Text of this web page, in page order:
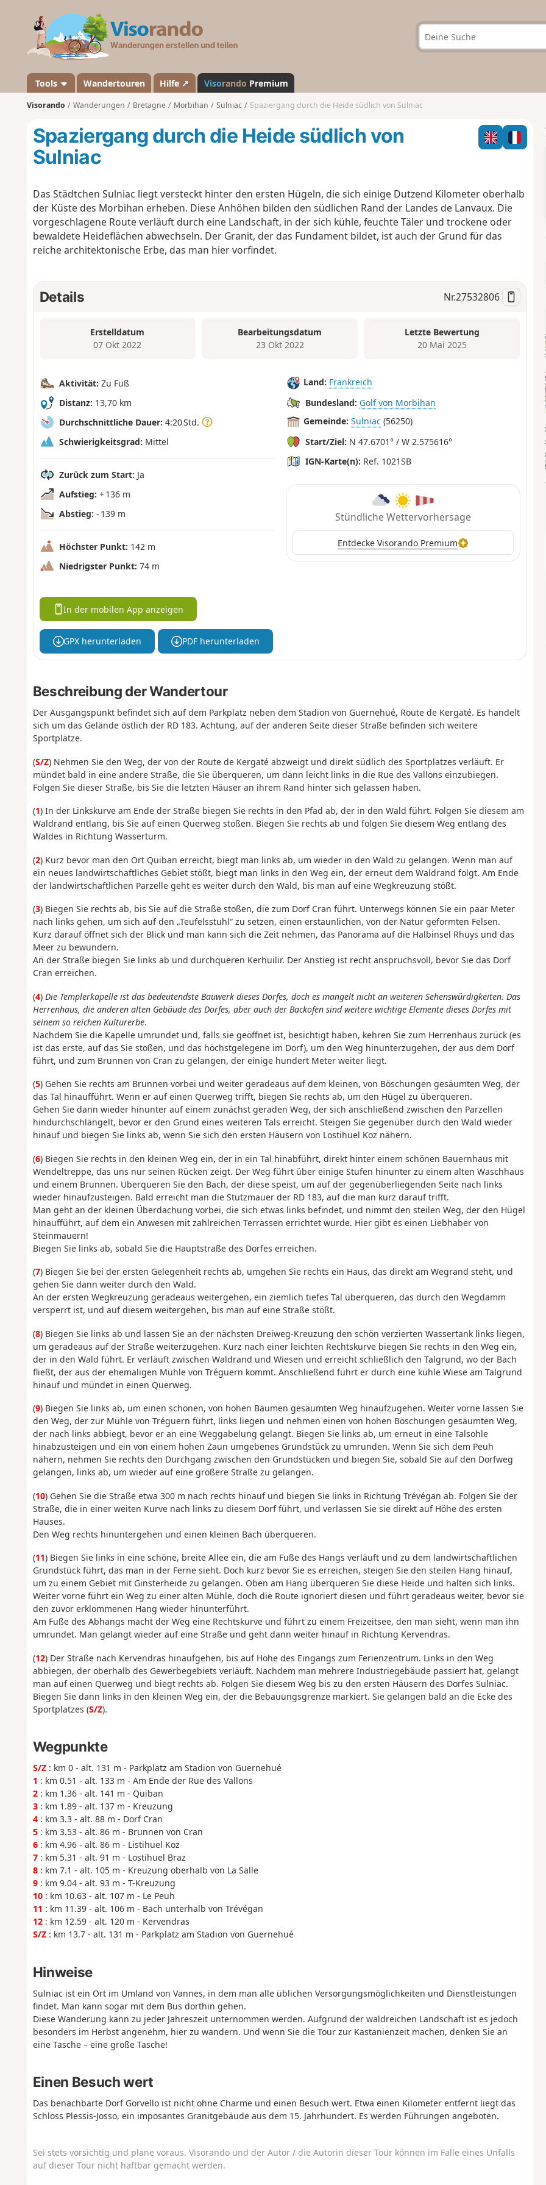
a
n
d
Tools Wandertouren Hilfe ↗ Visorando Premium
Visorando Wanderungen Bretagne Morbihan Sulniac Spaziergang durch die Heide südlich von Sulniac
Spaziergang durch die Heide südlich von
Sulniac
Das Städtchen Sulniac liegt versteckt hinter den ersten Hügeln, die sich einige Dutzend Kilometer oberhalb
der Küste des Morbihan erheben. Diese Anhöhen bilden den südlichen Rand der Landes de Lanvaux. Die
vorgeschlagene Route verläuft durch eine Landschaft, in der sich kühle, feuchte Täler und trockene oder
bewaldete Heideflächen abwechseln. Der Granit, der das Fundament bildet, ist auch der Grund für das
reiche architektonische Erbe, das man hier vorfindet.
Details Nr.27532806
Erstelldatum
07 Okt 2022
Bearbeitungsdatum
23 Okt 2022
Letzte Bewertung
20 Mai 2025
Aktivität: Zu Fuß
Distanz: 13,70 km
Durchschnittliche Dauer: 4:20 Std.
Schwierigkeitsgrad: Mittel
Zurück zum Start: Ja
Aufstieg: + 136 m
Abstieg: - 139 m
Höchster Punkt: 142 m
Niedrigster Punkt: 74 m
Land: Frankreich
Bundesland: Golf von Morbihan
Gemeinde: Sulniac (56250)
Start/Ziel: N 47.6701° / W 2.575616°
IGN-Karte(n): Ref. 1021SB
Stündliche Wettervorhersage
Entdecke Visorando Premium
In der mobilen App anzeigen
GPX herunterladen PDF herunterladen
Beschreibung der Wandertour
Der Ausgangspunkt befindet sich auf dem Parkplatz neben dem Stadion von Guernehué, Route de Kergaté. Es handelt
sich um das Gelände östlich der RD 183. Achtung, auf der anderen Seite dieser Straße befinden sich weitere
Sportplätze.
(S/Z) Nehmen Sie den Weg, der von der Route de Kergaté abzweigt und direkt südlich des Sportplatzes verläuft. Er
mündet bald in eine andere Straße, die Sie überqueren, um dann leicht links in die Rue des Vallons einzubiegen.
Folgen Sie dieser Straße, bis Sie die letzten Häuser an ihrem Rand hinter sich gelassen haben.
(1) In der Linkskurve am Ende der Straße biegen Sie rechts in den Pfad ab, der in den Wald führt. Folgen Sie diesem am
Waldrand entlang, bis Sie auf einen Querweg stoßen. Biegen Sie rechts ab und folgen Sie diesem Weg entlang des
Waldes in Richtung Wasserturm.
(2) Kurz bevor man den Ort Quiban erreicht, biegt man links ab, um wieder in den Wald zu gelangen. Wenn man auf
ein neues landwirtschaftliches Gebiet stößt, biegt man links in den Weg ein, der erneut dem Waldrand folgt. Am Ende
der landwirtschaftlichen Parzelle geht es weiter durch den Wald, bis man auf eine Wegkreuzung stößt.
(3) Biegen Sie rechts ab, bis Sie auf die Straße stoßen, die zum Dorf Cran führt. Unterwegs können Sie ein paar Meter
nach links gehen, um sich auf den „Teufelsstuhl“ zu setzen, einen erstaunlichen, von der Natur geformten Felsen.
Kurz darauf öffnet sich der Blick und man kann sich die Zeit nehmen, das Panorama auf die Halbinsel Rhuys und das
Meer zu bewundern.
An der Straße biegen Sie links ab und durchqueren Kerhuilir. Der Anstieg ist recht anspruchsvoll, bevor Sie das Dorf
Cran erreichen.
(4) Die Templerkapelle ist das bedeutendste Bauwerk dieses Dorfes, doch es mangelt nicht an weiteren Sehenswürdigkeiten. Das
Herrenhaus, die anderen alten Gebäude des Dorfes, aber auch der Backofen sind weitere wichtige Elemente dieses Dorfes mit
seinem so reichen Kulturerbe.
Nachdem Sie die Kapelle umrundet und, falls sie geöffnet ist, besichtigt haben, kehren Sie zum Herrenhaus zurück (es
ist das erste, auf das Sie stoßen, und das höchstgelegene im Dorf), um den Weg hinunterzugehen, der aus dem Dorf
führt, und zum Brunnen von Cran zu gelangen, der einige hundert Meter weiter liegt.
(5) Gehen Sie rechts am Brunnen vorbei und weiter geradeaus auf dem kleinen, von Böschungen gesäumten Weg, der
das Tal hinaufführt. Wenn er auf einen Querweg trifft, biegen Sie rechts ab, um den Hügel zu überqueren.
Gehen Sie dann wieder hinunter auf einem zunächst geraden Weg, der sich anschließend zwischen den Parzellen
hindurchschlängelt, bevor er den Grund eines weiteren Tals erreicht. Steigen Sie gegenüber durch den Wald wieder
hinauf und biegen Sie links ab, wenn Sie sich den ersten Häusern von Lostihuel Koz nähern.
(6) Biegen Sie rechts in den kleinen Weg ein, der in ein Tal hinabführt, direkt hinter einem schönen Bauernhaus mit
Wendeltreppe, das uns nur seinen Rücken zeigt. Der Weg führt über einige Stufen hinunter zu einem alten Waschhaus
und einem Brunnen. Überqueren Sie den Bach, der diese speist, um auf der gegenüberliegenden Seite nach links
wieder hinaufzusteigen. Bald erreicht man die Stützmauer der RD 183, auf die man kurz darauf trifft.
Man geht an der kleinen Überdachung vorbei, die sich etwas links befindet, und nimmt den steilen Weg, der den Hügel
hinaufführt, auf dem ein Anwesen mit zahlreichen Terrassen errichtet wurde. Hier gibt es einen Liebhaber von
Steinmauern!
Biegen Sie links ab, sobald Sie die Hauptstraße des Dorfes erreichen.
(7) Biegen Sie bei der ersten Gelegenheit rechts ab, umgehen Sie rechts ein Haus, das direkt am Wegrand steht, und
gehen Sie dann weiter durch den Wald.
An der ersten Wegkreuzung geradeaus weitergehen, ein ziemlich tiefes Tal überqueren, das durch den Wegdamm
versperrt ist, und auf diesem weitergehen, bis man auf eine Straße stößt.
(8) Biegen Sie links ab und lassen Sie an der nächsten Dreiweg-Kreuzung den schön verzierten Wassertank links liegen,
um geradeaus auf der Straße weiterzugehen. Kurz nach einer leichten Rechtskurve biegen Sie rechts in den Weg ein,
der in den Wald führt. Er verläuft zwischen Waldrand und Wiesen und erreicht schließlich den Talgrund, wo der Bach
fließt, der aus der ehemaligen Mühle von Tréguern kommt. Anschließend führt er durch eine kühle Wiese am Talgrund
hinauf und mündet in einen Querweg.
(9) Biegen Sie links ab, um einen schönen, von hohen Bäumen gesäumten Weg hinaufzugehen. Weiter vorne lassen Sie
den Weg, der zur Mühle von Tréguern führt, links liegen und nehmen einen von hohen Böschungen gesäumten Weg,
der nach links abbiegt, bevor er an eine Weggabelung gelangt. Biegen Sie links ab, um erneut in eine Talsohle
hinabzusteigen und ein von einem hohen Zaun umgebenes Grundstück zu umrunden. Wenn Sie sich dem Peuh
nähern, nehmen Sie rechts den Durchgang zwischen den Grundstücken und biegen Sie, sobald Sie auf den Dorfweg
gelangen, links ab, um wieder auf eine größere Straße zu gelangen.
(10) Gehen Sie die Straße etwa 300 m nach rechts hinauf und biegen Sie links in Richtung Trévégan ab. Folgen Sie der
Straße, die in einer weiten Kurve nach links zu diesem Dorf führt, und verlassen Sie sie direkt auf Höhe des ersten
Hauses.
Den Weg rechts hinuntergehen und einen kleinen Bach überqueren.
(11) Biegen Sie links in eine schöne, breite Allee ein, die am Fuße des Hangs verläuft und zu dem landwirtschaftlichen
Grundstück führt, das man in der Ferne sieht. Doch kurz bevor Sie es erreichen, steigen Sie den steilen Hang hinauf,
um zu einem Gebiet mit Ginsterheide zu gelangen. Oben am Hang überqueren Sie diese Heide und halten sich links.
Weiter vorne führt ein Weg zu einer alten Mühle, doch die Route ignoriert diesen und führt geradeaus weiter, bevor sie
den zuvor erklommenen Hang wieder hinunterführt.
Am Fuße des Abhangs macht der Weg eine Rechtskurve und führt zu einem Freizeitsee, den man sieht, wenn man ihn
umrundet. Man gelangt wieder auf eine Straße und geht dann weiter hinauf in Richtung Kervendras.
(12) Der Straße nach Kervendras hinaufgehen, bis auf Höhe des Eingangs zum Ferienzentrum. Links in den Weg
abbiegen, der oberhalb des Gewerbegebiets verläuft. Nachdem man mehrere Industriegebäude passiert hat, gelangt
man auf einen Querweg und biegt rechts ab. Folgen Sie diesem Weg bis zu den ersten Häusern des Dorfes Sulniac.
Biegen Sie dann links in den kleinen Weg ein, der die Bebauungsgrenze markiert. Sie gelangen bald an die Ecke des
Sportplatzes (S/Z).
Wegpunkte
S/Z: km 0 - alt. 131 m - Parkplatz am Stadion von Guernehué
1 : km 0.51 - alt. 133 m - Am Ende der Rue des Vallons
2: km 1.36 - alt. 141 m - Quiban
3: km 1.89 - alt. 137 m - Kreuzung
4: km 3.3 - alt. 88 m - Dorf Cran
5: km 3.53 - alt. 86 m - Brunnen von Cran
6: km 4.96 - alt. 86 m - Listihuel Koz
7: km 5.31 - alt. 91 m - Lostihuel Braz
8: km 7.1 - alt. 105 m - Kreuzung oberhalb von La Salle
9: km 9.04 - alt. 93 m - T-Kreuzung
10: km 10.63 - alt. 107 m - Le Peuh
11 : km 11.39 - alt. 106 m - Bach unterhalb von Trévégan
12: km 12.59 - alt. 120 m - Kervendras
S/Z: km 13.7 - alt. 131 m - Parkplatz am Stadion von Guernehué
Hinweise
Sulniac ist ein Ort im Umland von Vannes, in dem man alle üblichen Versorgungsmöglichkeiten und Dienstleistungen
findet. Man kann sogar mit dem Bus dorthin gehen.
Diese Wanderung kann zu jeder Jahreszeit unternommen werden. Aufgrund der waldreichen Landschaft ist es jedoch
besonders im Herbst angenehm, hier zu wandern. Und wenn Sie die Tour zur Kastanienzeit machen, denken Sie an
eine Tasche – eine große Tasche!
Einen Besuch wert
Das benachbarte Dorf Gorvello ist nicht ohne Charme und einen Besuch wert. Etwa einen Kilometer entfernt liegt das
Schloss Plessis-Josso, ein imposantes Granitgebäude aus dem 15. Jahrhundert. Es werden Führungen angeboten.
Sei stets vorsichtig und plane voraus. Visorando und der Autor / die Autorin dieser Tour können im Falle eines Unfalls
auf dieser Tour nicht haftbar gemacht werden.